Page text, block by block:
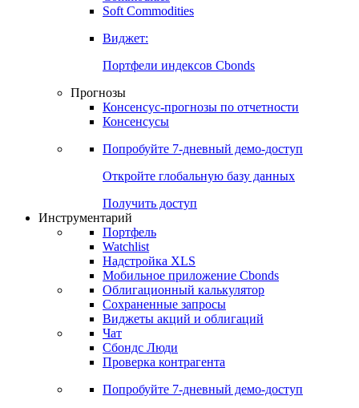
Soft Commodities
Виджет:
Портфели индексов Cbonds
Прогнозы
Консенсус-прогнозы по отчетности
Консенсусы
Попробуйте 7-дневный демо-доступ
Откройте глобальную базу данных
Получить доступ
Инструментарий
Портфель
Watchlist
Надстройка XLS
Мобильное приложение Cbonds
Облигационный калькулятор
Сохраненные запросы
Виджеты акций и облигаций
Чат
Сбондс Люди
Проверка контрагента
Попробуйте 7-дневный демо-доступ